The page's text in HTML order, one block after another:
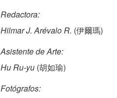
Redactora:
Hilmar J. Arévalo R. (伊爾瑪)
Asistente de Arte:
Hu Ru-yu (胡如瑜)
Fotógrafos: